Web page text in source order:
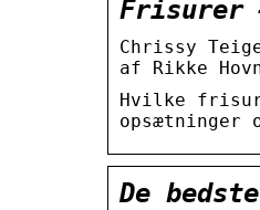
Chrissy
af Rikke
Hvilke
De